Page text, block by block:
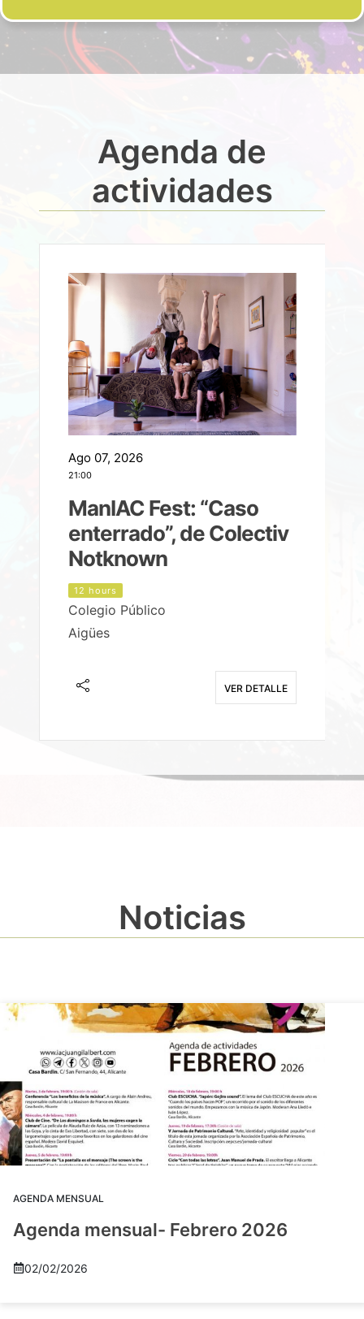
Agenda de
actividades
Ago 07, 2026
21:00
ManIAC Fest: “Caso
enterrado”, de Colectiv
Notknown
12 hours
Colegio Público
Aigües
VER DETALLE
Noticias
AGENDA MENSUAL
Agenda mensual- Febrero 2026
02/02/2026